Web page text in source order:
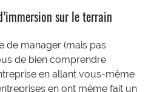
sur le terrain
de manager (mais pas
de bien comprendre
en allant vous-même
en ont même fait un